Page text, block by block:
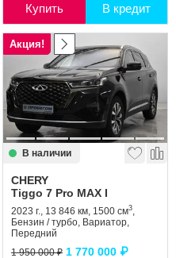
Купить В кредит
Акция!
В наличии
CHERY
Tiggo 7 Pro MAX I
2023 г., 13 846 км, 1500 см3,
Бензин / турбо, Вариатор,
Передний
1 950 000 ₽ 1 770 000 ₽